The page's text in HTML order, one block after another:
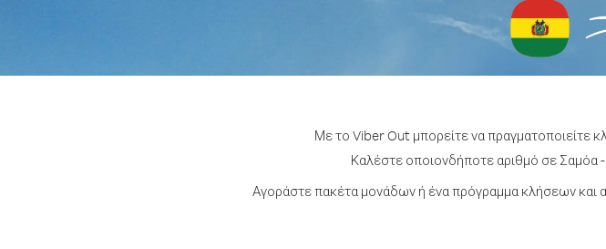
Με το Viber Out μπορείτε να πραγματοποιείτε
Καλέστε οποιονδήποτε αριθμό σε Σαμόα
Αγοράστε πακέτα μονάδων ή ένα πρόγραμμα κλήσεων και